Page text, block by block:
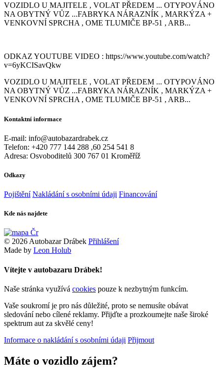
VOZIDLO U MAJITELE , VOLAT PŘEDEM ... OTYPOVÁNO
NA OBYTNÝ VŮZ ...FABRYKA NÁRAZNÍK , MARKÝZA +
VENKOVNÍ SPRCHA , OME TLUMIČE BP-51 , ARB...
ODKAZ YOUTUBE VIDEO : https://www.youtube.com/watch?
v=6yKCISavQkw
VOZIDLO U MAJITELE , VOLAT PŘEDEM ... OTYPOVÁNO
NA OBYTNÝ VŮZ ...FABRYKA NÁRAZNÍK , MARKÝZA +
VENKOVNÍ SPRCHA , OME TLUMIČE BP-51 , ARB...
Kontaktní informace
E-mail: info@autobazardrabek.cz
Telefon: +420 777 144 288 ,60 254 541 8
Adresa: Osvoboditelů 300 767 01 Kroměříž
Odkazy
Pojištění Nakládání s osobními údaji Financování
Kde nás najdete
© 2026 Autobazar Drábek Přihlášení
Made by Leon Holub
Vítejte v autobazaru Drábek!
Naše stránka využívá cookies pouze k nezbytným funkcím.
Vaše soukromí je pro nás důležité, proto se nemusíte obávat
sledování nebo cílené reklamy. Přijďte a prozkoumejte naše široké
spektrum aut za skvělé ceny!
Informace o nakládání s osobními údaji Přijmout
Máte o vozidlo zájem?